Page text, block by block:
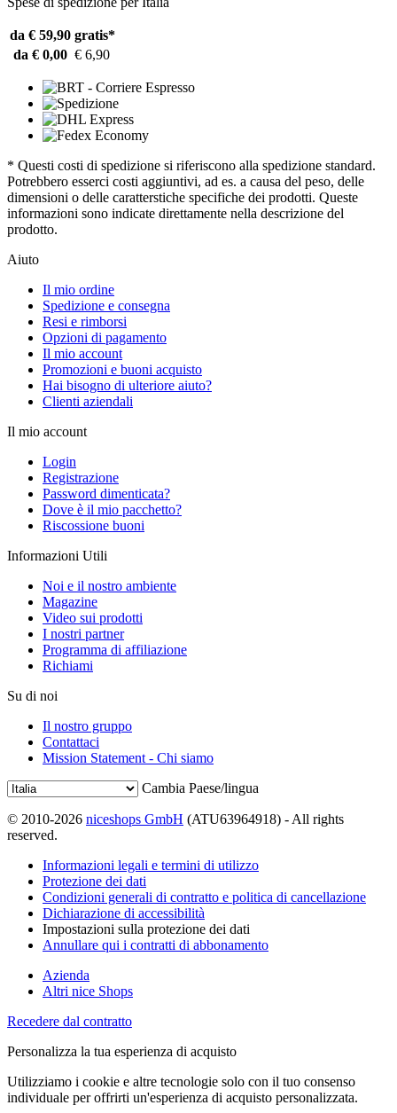
da € 59,90 gratis*
da € 0,00 € 6,90
* Questi costi di spedizione si riferiscono alla spedizione standard.
Potrebbero esserci costi aggiuntivi, ad es. a causa del peso, delle
dimensioni o delle caratterstiche specifiche dei prodotti. Queste
informazioni sono indicate direttamente nella descrizione del
prodotto.
Aiuto
Il mio ordine
Spedizione e consegna
Resi e rimborsi
Opzioni di pagamento
Il mio account
Promozioni e buoni acquisto
Hai bisogno di ulteriore aiuto?
Clienti aziendali
Il mio account
Login
Registrazione
Password dimenticata?
Dove è il mio pacchetto?
Riscossione buoni
Informazioni Utili
Noi e il nostro ambiente
Magazine
Video sui prodotti
I nostri partner
Programma di affiliazione
Richiami
Su di noi
Il nostro gruppo
Contattaci
Mission Statement - Chi siamo
Cambia Paese/lingua
© 2010-2026 niceshops GmbH (ATU63964918) - All rights
reserved.
Informazioni legali e termini di utilizzo
Protezione dei dati
Condizioni generali di contratto e politica di cancellazione
Dichiarazione di accessibilità
Impostazioni sulla protezione dei dati
Annullare qui i contratti di abbonamento
Azienda
Altri nice Shops
Recedere dal contratto
Personalizza la tua esperienza di acquisto
Utilizziamo i cookie e altre tecnologie solo con il tuo consenso
individuale per offrirti un'esperienza di acquisto personalizzata.